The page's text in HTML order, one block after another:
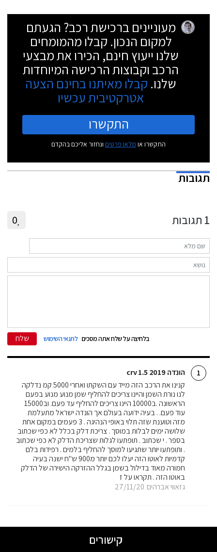
מעוניינים ברכישת רכב? הגעתם
למקום הנכון. קבלו מהמומחים
שלנו ייעוץ חינם, הכירו את מבצעי
הרכב וקבוצות הרכישה המיוחדות
שלנו. קבלו מאיתנו בחינם הצעה
אטרקטיבית עכשיו
התקשרו
התקשרו או מלאו פרטים ונחזור אליכם בהקדם
תגובות
1 תגובות 0
בלחיצה על שלח אתה מסכים לתנאי השימוש שלח
1 הונדה crv 1.5 2019
גזאווי אברהים 27/11/20
קנינו את הרכב הזה מייד עם השקתו ואחרי 5000 קמ נדלקה
לנו נורת השמן והיינו צריכים להחליף שמן מנוע מנוע בפעם
הראשונה .ב10000 היינו צריכים להחליף עד פעם. וב15000
עוד פעם. . בעיה ידועה בעולם אך הונדה ישראל מתעלמת
מזה וטוענת שזה תלוי באופי הנהיגה . 3 פעמים במקום אחת
שלושה ימים לבלות במוסך . צריכת דלק בכלל לא כפי שכתוב
בספר . י שכתוב . תופתעו לגלות שצריכת הדלק לא כפי שכתוב
. ותופתעו יותר שתגיעו למוסך להחליף בלמים . רפידות בלם
קדמיות לאוטו הזה יעלו לכם יותר מ900 ש"ח ישנה בעיה
חמורה מאוד בדילול בשמן בגלל ההזרקה הישירה של הדלק
באוטו הזה . תקראו על ז
קישורים